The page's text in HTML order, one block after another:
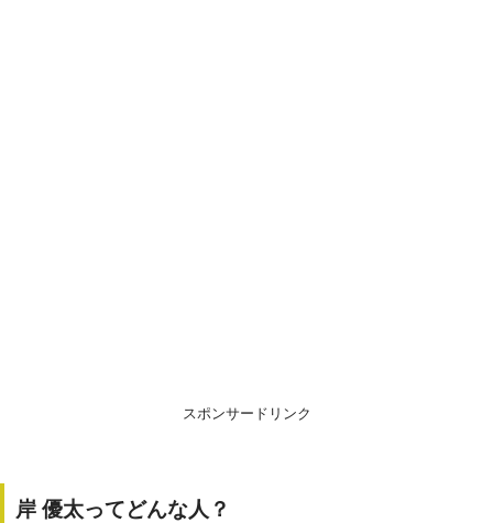
スポンサードリンク
岸 優太ってどんな人？